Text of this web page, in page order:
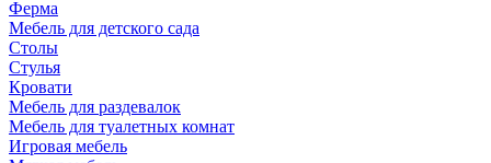
Ферма
Мебель для детского сада
Столы
Cтулья
Кровати
Мебель для раздевалок
Мебель для туалетных комнат
Игровая мебель